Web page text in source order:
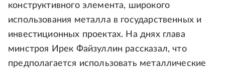
конструктивного элемента, широкого
использования металла в государственных и
инвестиционных проектах. На днях глава
минстроя Ирек Файзуллин рассказал, что
предполагается использовать металлические